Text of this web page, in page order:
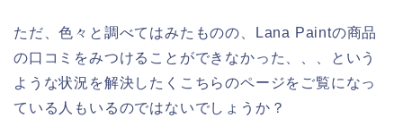
ただ、色々と調べてはみたものの、Lana Paintの商品
の口コミをみつけることができなかった、、、という
ような状況を解決したくこちらのページをご覧になっ
ている人もいるのではないでしょうか？